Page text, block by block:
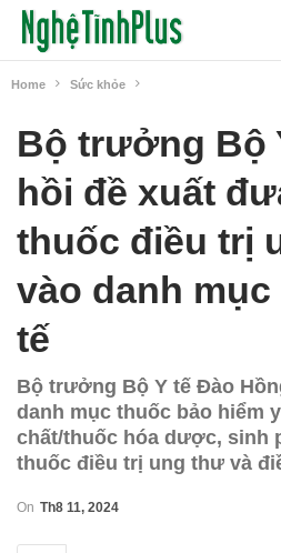
Home Sức khỏe
Bộ trưởng Bộ
hồi đề xuất
thuốc điều trị
vào danh
tế
Bộ trưởng Bộ Y tế Đào
danh mục thuốc bảo hiểm
chất/thuốc hóa dược, sinh
thuốc điều trị ung thư và
On Th8 11, 2024